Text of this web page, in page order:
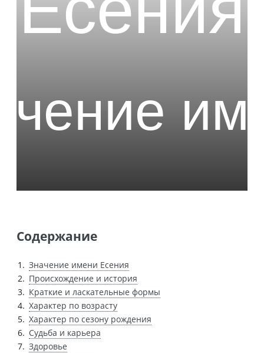
Содержание
Значение имени Есения
Происхождение и история
Краткие и ласкательные формы
Характер по возрасту
Характер по сезону рождения
Судьба и карьера
Здоровье